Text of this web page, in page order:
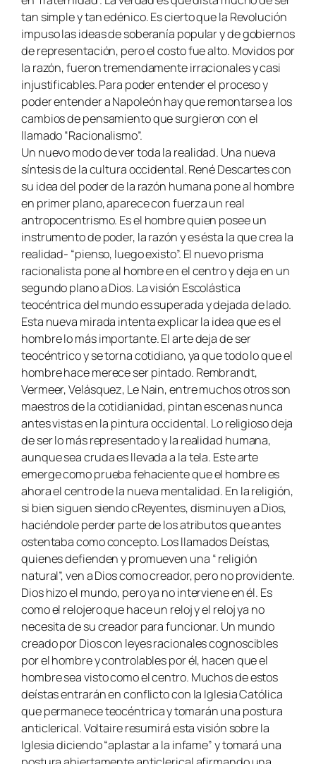
tan simple y tan edénico. Es cierto que la Revolución
impuso las ideas de soberanía popular y de gobiernos
de representación, pero el costo fue alto. Movidos por
la razón, fueron tremendamente irracionales y casi
injustificables. Para poder entender el proceso y
poder entender a Napoleón hay que remontarse a los
cambios de pensamiento que surgieron con el
llamado “Racionalismo”.
Un nuevo modo de ver toda la realidad. Una nueva
síntesis de la cultura occidental. René Descartes con
su idea del poder de la razón humana pone al hombre
en primer plano, aparece con fuerza un real
antropocentrismo. Es el hombre quien posee un
instrumento de poder, la razón y es ésta la que crea la
realidad- “pienso, luego existo”. El nuevo prisma
racionalista pone al hombre en el centro y deja en un
segundo plano a Dios. La visión Escolástica
teocéntrica del mundo es superada y dejada de lado.
Esta nueva mirada intenta explicar la idea que es el
hombre lo más importante. El arte deja de ser
teocéntrico y se torna cotidiano, ya que todo lo que el
hombre hace merece ser pintado. Rembrandt,
Vermeer, Velásquez, Le Nain, entre muchos otros son
maestros de la cotidianidad, pintan escenas nunca
antes vistas en la pintura occidental. Lo religioso deja
de ser lo más representado y la realidad humana,
aunque sea cruda es llevada a la tela. Este arte
emerge como prueba fehaciente que el hombre es
ahora el centro de la nueva mentalidad. En la religión,
si bien siguen siendo cReyentes, disminuyen a Dios,
haciéndole perder parte de los atributos que antes
ostentaba como concepto. Los llamados Deístas,
quienes defienden y promueven una “ religión
natural”, ven a Dios como creador, pero no providente.
Dios hizo el mundo, pero ya no interviene en él. Es
como el relojero que hace un reloj y el reloj ya no
necesita de su creador para funcionar. Un mundo
creado por Dios con leyes racionales cognoscibles
por el hombre y controlables por él, hacen que el
hombre sea visto como el centro. Muchos de estos
deístas entrarán en conflicto con la Iglesia Católica
que permanece teocéntrica y tomarán una postura
anticlerical. Voltaire resumirá esta visión sobre la
Iglesia diciendo “aplastar a la infame” y tomará una